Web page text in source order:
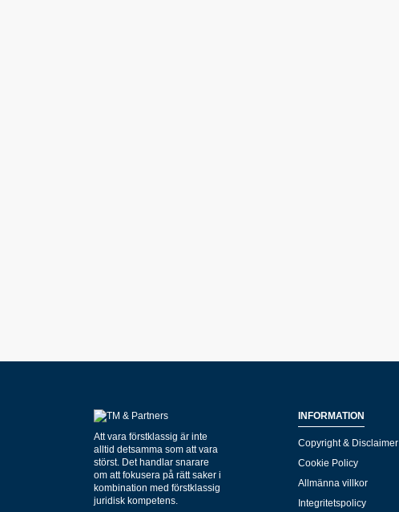
Att vara förstklassig är inte
alltid detsamma som att vara
störst. Det handlar snarare
om att fokusera på rätt saker i
kombination med förstklassig
juridisk kompetens.
INFORMATION
Copyright & Disclaimer
Cookie Policy
Allmänna villkor
Integritetspolicy